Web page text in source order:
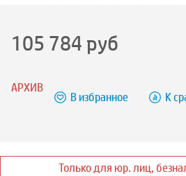
105 784 руб
АРХИВ
В избранное К
Только для юр. лиц,